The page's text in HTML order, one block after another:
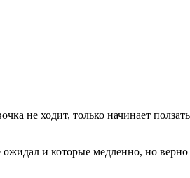
не ходит, только начинает
и которые медленно, но